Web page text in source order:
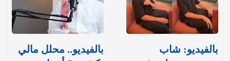
بالفيديو: شاب
بالفيديو.. محلل مالي